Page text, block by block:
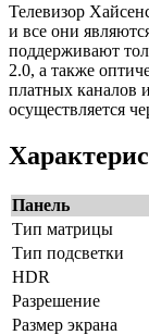
Телевизор
и все они
поддерживают
2.0, а также
платных каналов
осуществляется
Панель
Тип матрицы
Тип подсветки
HDR
Разрешение
Размер экрана